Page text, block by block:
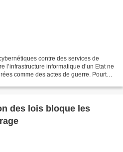
contre des services de
l’infrastructure informatique d’un Etat ne
comme des actes de guerre. Pourtant
des lois bloque les